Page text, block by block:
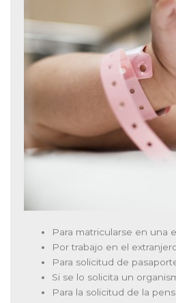
Para matricularse en una
Por trabajo en el
Para solicitud de
Si se lo solicita un
Para la solicitud de la